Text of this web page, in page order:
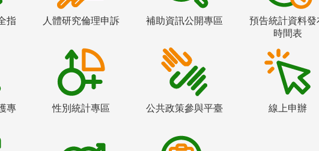
指
人體研究倫理申訴 補助資訊公開專區
預告統計資料發
時間表
專
性別統計專區 公共政策參與平臺 線上申辦